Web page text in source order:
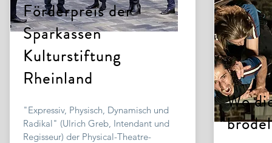
Förderpreis der
Sparkassen
Kulturstiftung
Rheinland
"Expressiv, Physisch, Dynamisch und
Radikal" (Ulrich Greb, Intendant und
Regisseur) der Physical-Theatre-
Wo